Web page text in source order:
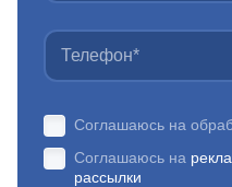
Соглашаюсь на
Соглашаюсь на
рассылки